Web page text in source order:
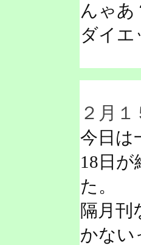
んゃ
ダイエ
２月１
今日は
18日
た。
隔月刊
かない